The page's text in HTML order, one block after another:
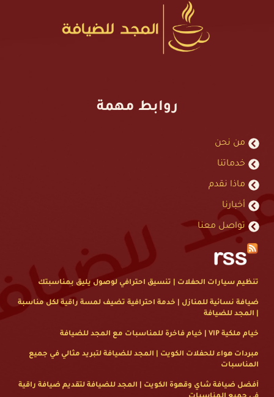
روابط مهمة
من نحن
خدماتنا
ماذا نقدم
أخبارنا
تواصل معنا
تنظيم سيارات الحفلات | تنسيق احترافي لوصول يليق بمناسبتك
ضيافة نسائية للمنازل | خدمة احترافية تضيف لمسة راقية لكل مناسبة
| المجد للضيافة
خيام ملكية VIP | خيام فاخرة للمناسبات مع المجد للضيافة
مبردات هواء للحفلات الكويت | المجد للضيافة لتبريد مثالي في جميع
المناسبات
أفضل ضيافة شاي وقهوة الكويت | المجد للضيافة لتقديم ضيافة راقية